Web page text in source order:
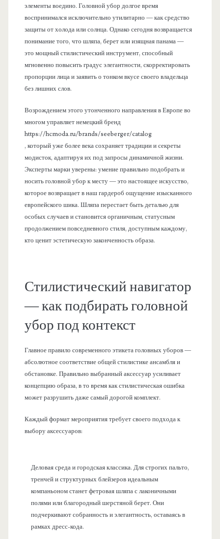
элементы воедино. Головной убор долгое время
воспринимался исключительно утилитарно — как средство
защиты от холода или солнца. Однако сегодня возвращается
понимание того, что шляпа, берет или изящная панама —
это мощный стилистический инструмент, способный
мгновенно повысить градус элегантности, скорректировать
пропорции лица и заявить о тонком вкусе своего владельца
без лишних слов.
Возрождением этого утонченного направления в Европе во
многом управляет немецкий бренд
https://hcmoda.ru/brands/seeberger/catalog
, который уже более века сохраняет традиции и секреты
модисток, адаптируя их под запросы динамичной жизни.
Эксперты марки уверены: умение правильно подобрать и
носить головной убор к месту — это настоящее искусство,
которое возвращает в наш гардероб ощущение изысканного
европейского шика. Шляпа перестает быть деталью для
особых случаев и становится органичным, статусным
продолжением повседневного стиля, доступным каждому,
кто ценит эстетическую законченность образа.
Стилистический навигатор
— как подбирать головной
убор под контекст
Главное правило современного этикета головных уборов —
абсолютное соответствие общей стилистике ансамбля и
обстановке. Правильно выбранный аксессуар усиливает
концепцию образа, в то время как стилистическая ошибка
может разрушить даже самый дорогой комплект.
Каждый формат мероприятия требует своего подхода к
выбору аксессуаров:
Деловая среда и городская классика. Для строгих пальто,
тренчей и структурных блейзеров идеальным
компаньоном станет фетровая шляпа с лаконичными
полями или благородный шерстяной берет. Они
подчеркивают собранность и элегантность, оставаясь в
рамках дресс-кода.